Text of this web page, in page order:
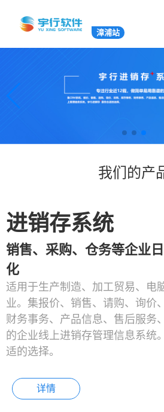
漳浦站
我们的产
进销存系统
销售、采购、仓务等企业
化
适用于生产制造、加工贸易、电
业。集报价、销售、请购、询价
财务事务、产品信息、售后服务
的企业线上进销存管理信息系统
适的选择。
详情